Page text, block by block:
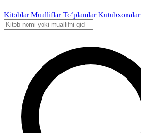
KitoblarMualliflarTo‘plamlarKutubxonalar